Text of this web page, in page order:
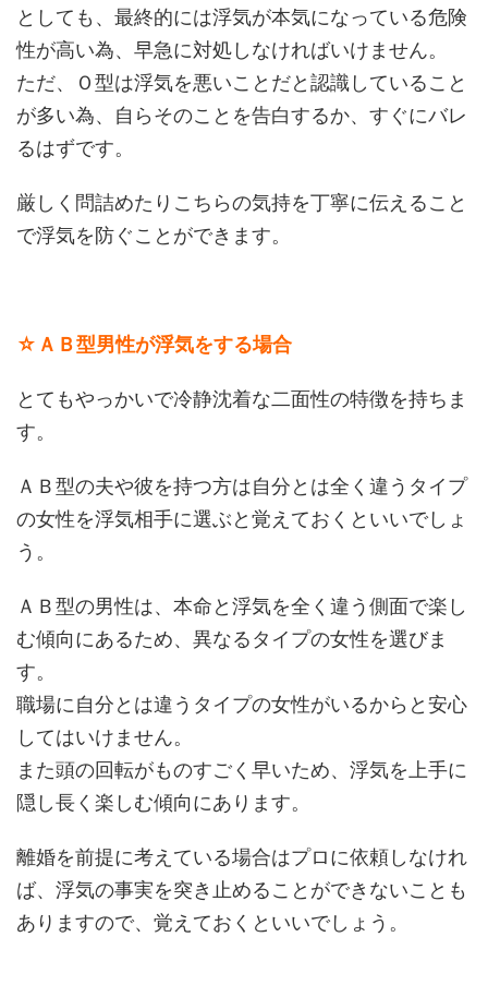
としても、最終的には浮気が本気になっている危険
性が高い為、早急に対処しなければいけません。
ただ、Ｏ型は浮気を悪いことだと認識していること
が多い為、自らそのことを告白するか、すぐにバレ
るはずです。
厳しく問詰めたりこちらの気持を丁寧に伝えること
で浮気を防ぐことができます。
☆ＡＢ型男性が浮気をする場合
とてもやっかいで冷静沈着な二面性の特徴を持ちま
す。
ＡＢ型の夫や彼を持つ方は自分とは全く違うタイプ
の女性を浮気相手に選ぶと覚えておくといいでしょ
う。
ＡＢ型の男性は、本命と浮気を全く違う側面で楽し
む傾向にあるため、異なるタイプの女性を選びま
す。
職場に自分とは違うタイプの女性がいるからと安心
してはいけません。
また頭の回転がものすごく早いため、浮気を上手に
隠し長く楽しむ傾向にあります。
離婚を前提に考えている場合はプロに依頼しなけれ
ば、浮気の事実を突き止めることができないことも
ありますので、覚えておくといいでしょう。